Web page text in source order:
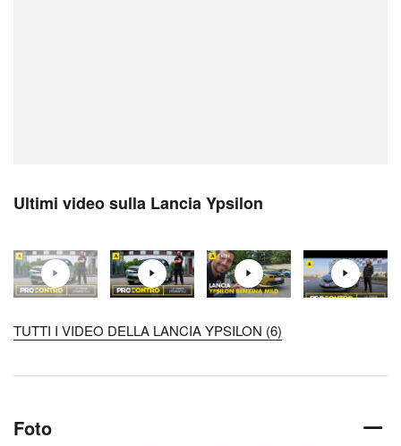
Ultimi video sulla Lancia Ypsilon
TUTTI I VIDEO DELLA LANCIA YPSILON (6)
Foto